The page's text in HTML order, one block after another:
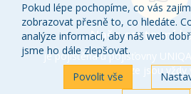
o
nás
Naše cestovní
je pojištěna u pojišťovny
Vaše peníze jsou vždy
Pokud lépe pochopíme, co vás
zobrazovat přesně to, co hledáte.
analýze informací, aby náš web
jsme ho dále zlepšovat.
Povolit vše